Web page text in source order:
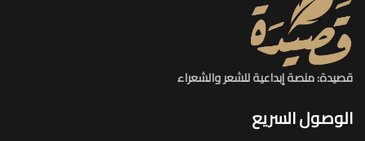
قصيدة: منصة إبداعية للشعر والشعراء
الوصول السريع